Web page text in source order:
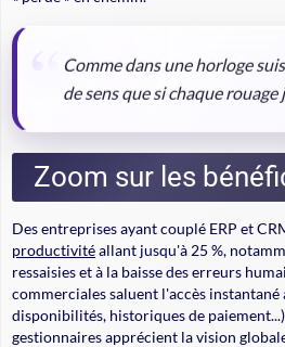
Comme dans une horloge
de sens que si chaque rouage
Zoom sur les
Des entreprises ayant couplé ERP et
productivitéallant jusqu'à 25 %,
ressaisies et à la baisse des erreurs
commerciales saluent l'accès
disponibilités, historiques de
gestionnaires apprécient la vision